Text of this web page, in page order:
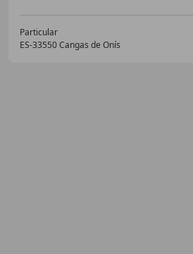
Particular
ES-33550 Cangas de Onís